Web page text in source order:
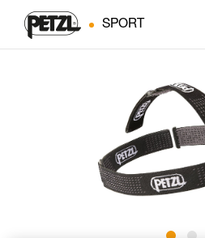
SPORT